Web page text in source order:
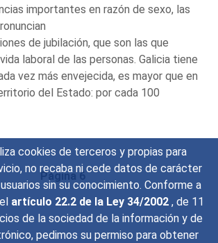
cookies de terceros y propias para
no recaba ni cede datos de carácter
sin su conocimiento. Conforme a
artículo 22.2 de la Ley 34/2002 , de 11
de la sociedad de la información y de
pedimos su permiso para obtener
importantes en razón de sexo, las
de jubilación, que son las que
laboral de las personas. Galicia tiene
vez más envejecida, es mayor que en
del Estado: por cada 100
Página 6